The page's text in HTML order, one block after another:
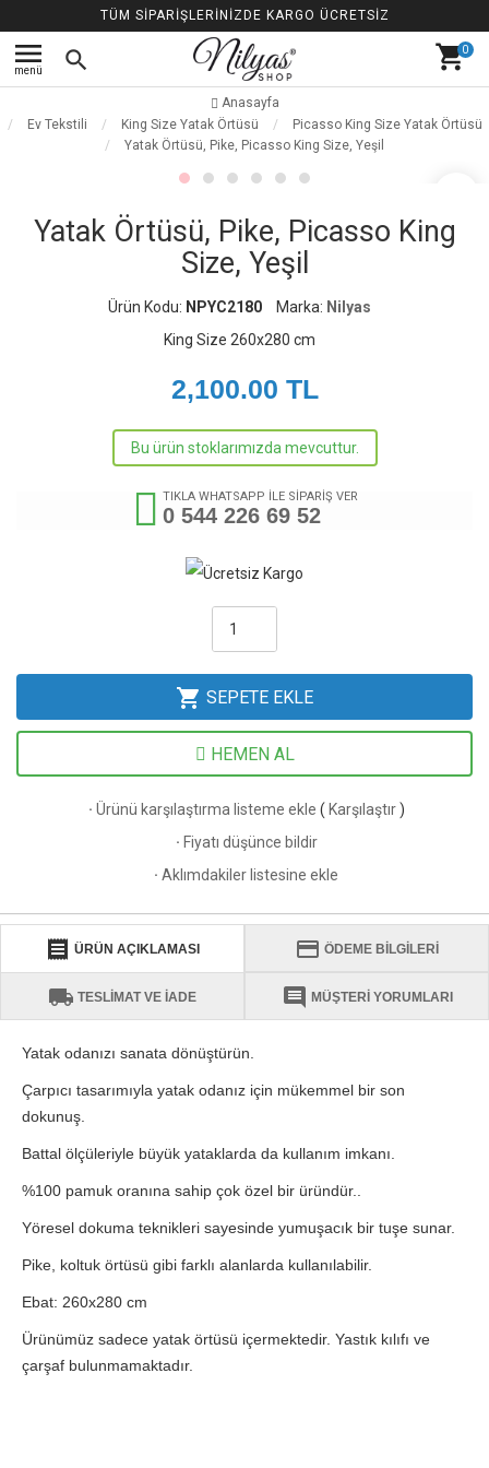
TÜM SİPARİŞLERİNİZDE KARGO ÜCRETSİZ
menu
menü search shopping_cart0
Anasayfa
Ev Tekstili
King Size Yatak Örtüsü
Picasso King Size Yatak Örtüsü
Yatak Örtüsü, Pike, Picasso King Size, Yeşil
Yatak Örtüsü, Pike, Picasso King
Size, Yeşil
Ürün Kodu: NPYC2180 Marka: Nilyas
King Size 260x280 cm
2,100.00 TL
Bu ürün stoklarımızda mevcuttur.
TIKLA WHATSAPP İLE SİPARİŞ VER
0 544 226 69 52
shopping_cart SEPETE EKLE
HEMEN AL
· Ürünü karşılaştırma listeme ekle ( Karşılaştır)
· Fiyatı düşünce bildir
· Aklımdakiler listesine ekle
receipt ÜRÜN AÇIKLAMASI credit_card ÖDEME BİLGİLERİ
local_shipping TESLİMAT VE İADE comment MÜŞTERİ YORUMLARI
Yatak odanızı sanata dönüştürün.
Çarpıcı tasarımıyla yatak odanız için mükemmel bir son
dokunuş.
Battal ölçüleriyle büyük yataklarda da kullanım imkanı.
%100 pamuk oranına sahip çok özel bir üründür..
Yöresel dokuma teknikleri sayesinde yumuşacık bir tuşe sunar.
Pike, koltuk örtüsü gibi farklı alanlarda kullanılabilir.
Ebat: 260x280 cm
Ürünümüz sadece yatak örtüsü içermektedir. Yastık kılıfı ve
çarşaf bulunmamaktadır.